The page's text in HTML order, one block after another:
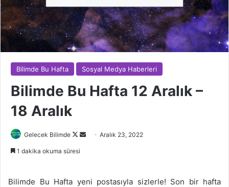
Bilimde Bu Hafta Sosyal Medya Haberleri
Bilimde Bu Hafta 12 Aralık –
18 Aralık
Gelecek Bilimde
Follow
Bir
Aralık 23, 2022
1 dakika okuma süresi
Bilimde Bu Hafta yeni postasıyla sizlerle! Son bir hafta